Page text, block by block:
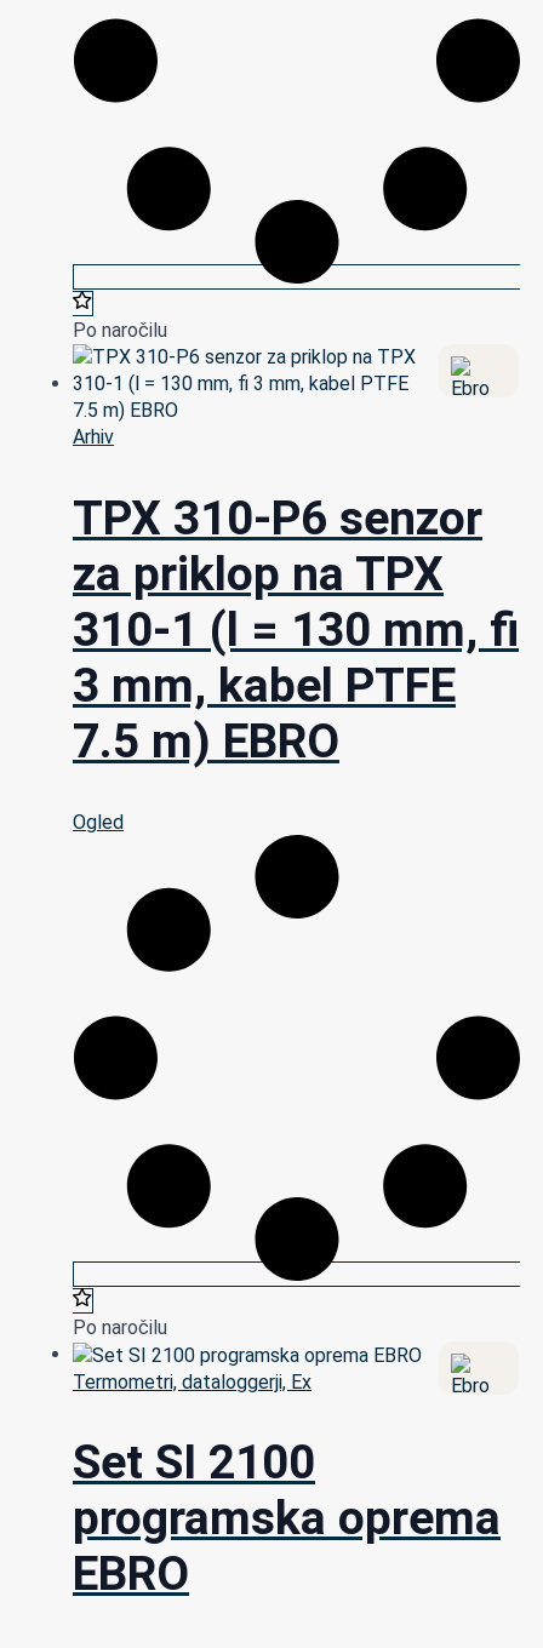
Po naročilu
Arhiv
TPX 310-P6 senzor
za priklop na TPX
310-1 (l = 130 mm, fi
3 mm, kabel PTFE
7.5 m) EBRO
Ogled
Po naročilu
Termometri, dataloggerji, Ex
Set SI 2100
programska oprema
EBRO